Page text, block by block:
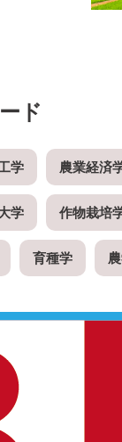
ド
学 農業経済
学 作物栽培
育種学